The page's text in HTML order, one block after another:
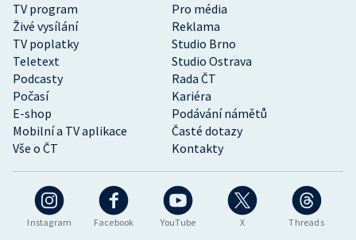
Instagram Facebook YouTube X Threads
TV program
Pro média
Živé vysílání
Reklama
TV poplatky
Studio Brno
Teletext
Studio Ostrava
Podcasty
Rada ČT
Počasí
Kariéra
E-shop
Podávání námětů
Mobilní a TV aplikace
Časté dotazy
Vše o ČT
Kontakty